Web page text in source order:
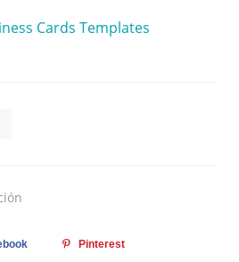
Cards Templates
Pinterest